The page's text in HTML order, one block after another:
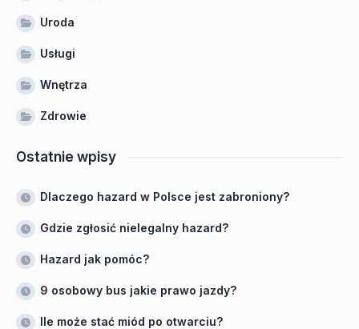
Uroda
Usługi
Wnętrza
Zdrowie
Ostatnie wpisy
Dlaczego hazard w Polsce jest zabroniony?
Gdzie zgłosić nielegalny hazard?
Hazard jak pomóc?
9 osobowy bus jakie prawo jazdy?
Ile może stać miód po otwarciu?